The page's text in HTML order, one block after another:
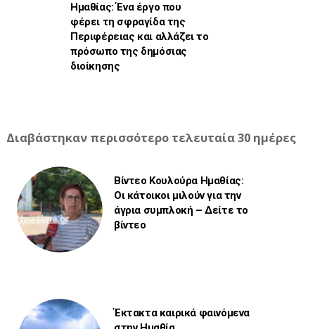
Ημαθίας: Ένα έργο που
φέρει τη σφραγίδα της
Περιφέρειας και αλλάζει το
πρόσωπο της δημόσιας
διοίκησης
Διαβάστηκαν περισσότερο τελευταία 30 ημέρες
Βίντεο Κουλούρα Ημαθίας:
Οι κάτοικοι μιλούν για την
άγρια συμπλοκή – Δείτε το
βίντεο
Έκτακτα καιρικά φαινόμενα